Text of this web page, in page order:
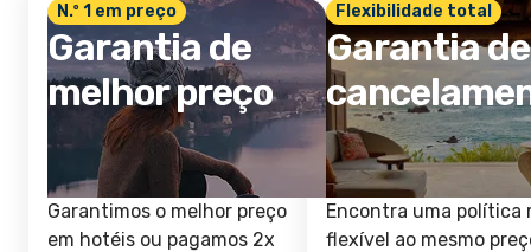
N.º 1 em preço
Garantia de
melhor preço
Garantimos o melhor preço
em hotéis ou pagamos 2x
Flexibilidade total
Garantia de
Encontra uma política
flexível ao mesmo